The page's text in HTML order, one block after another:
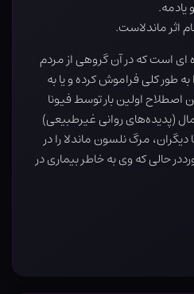
یادمه.
اثر ماندلاست.
ای است که در آن گروهی از مردم
طور کلی فراموش کرده و یا به
اصطلاح اولین بار توسط فیونا
(پدیده‌های روانی غیرطبیعی)
مرگ نلسون ماندلا را در
می‌آورددر حالی که وی به خاطر بیماری در